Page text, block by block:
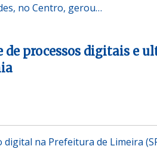
no Centro, gerou…
processos digitais e
digital na Prefeitura de Limeira